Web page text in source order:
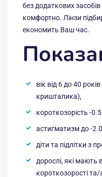
без додаткових
комфортно. Лінзи
економить Ваш час.
вік від 6 до 40
кришталика),
короткозорість -
астигматизм до -
діти та підлітки з
дорослі, які мають
короткозорості